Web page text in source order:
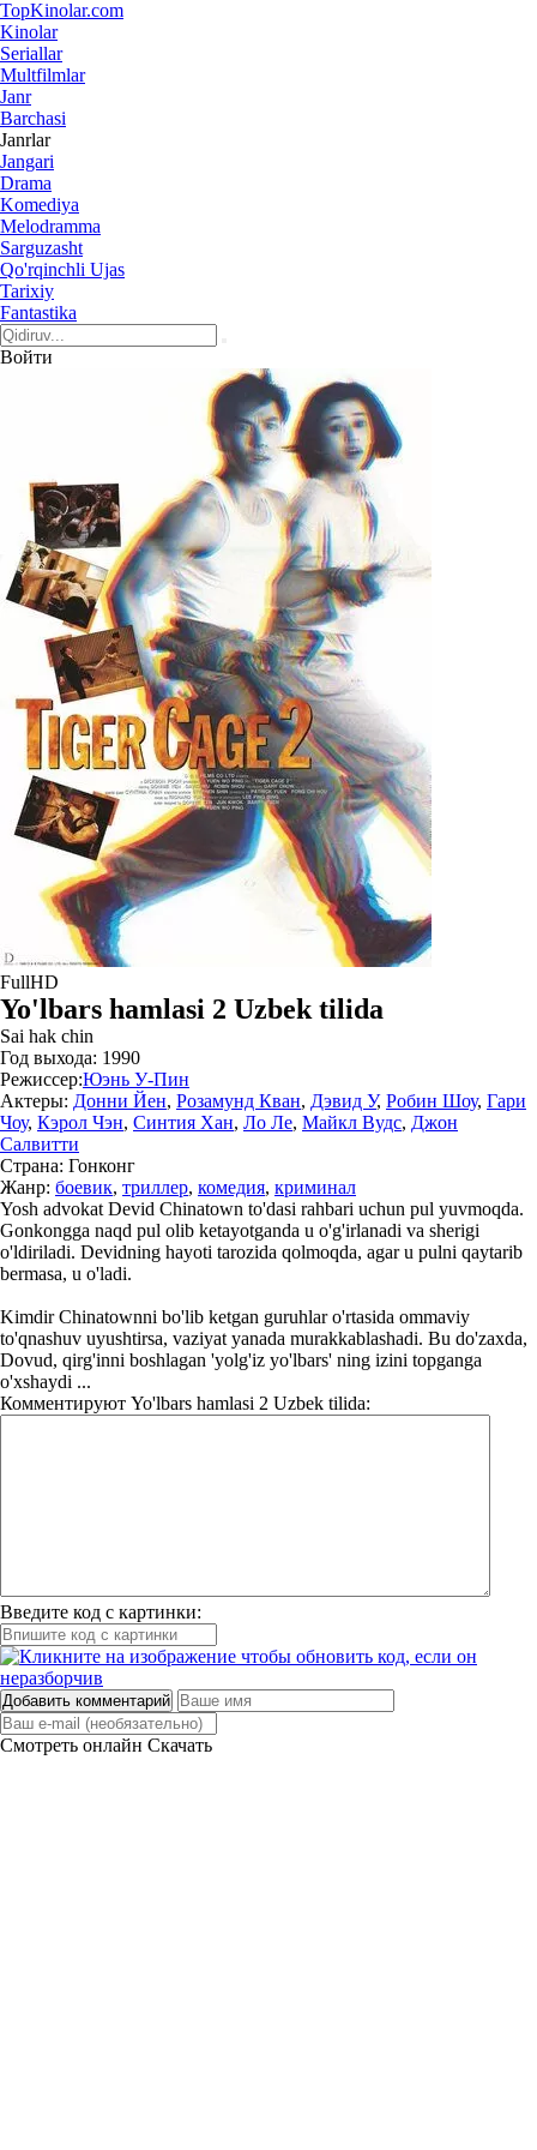
TopKinolar.com
Kinolar
Seriallar
Multfilmlar
Janr
Barchasi
Janrlar
Jangari
Drama
Komediya
Melodramma
Sarguzasht
Qo'rqinchli Ujas
Tarixiy
Fantastika
Войти
FullHD
Yo'lbars hamlasi 2 Uzbek tilida
Sai hak chin
Год выхода: 1990
Режиссер:Юэнь У-Пин
Актеры: Донни Йен, Розамунд Кван, Дэвид У, Робин Шоу, Гари
Чоу, Кэрол Чэн, Синтия Хан, Ло Ле, Майкл Вудс, Джон
Салвитти
Страна: Гонконг
Жанр: боевик, триллер, комедия, криминал
Yosh advokat Devid Chinatown to'dasi rahbari uchun pul yuvmoqda.
Gonkongga naqd pul olib ketayotganda u o'g'irlanadi va sherigi
o'ldiriladi. Devidning hayoti tarozida qolmoqda, agar u pulni qaytarib
bermasa, u o'ladi.
Kimdir Chinatownni bo'lib ketgan guruhlar o'rtasida ommaviy
to'qnashuv uyushtirsa, vaziyat yanada murakkablashadi. Bu do'zaxda,
Dovud, qirg'inni boshlagan 'yolg'iz yo'lbars' ning izini topganga
o'xshaydi ...
Комментируют Yo'lbars hamlasi 2 Uzbek tilida:
Введите код с картинки:
Добавить комментарий
Смотреть онлайн Скачать